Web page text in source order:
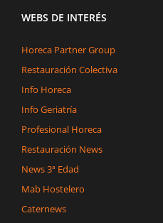
WEBS DE INTERÉS
Horeca Partner Group
Restauración Colectiva
Info Horeca
Info Geriatría
Profesional Horeca
Restauración News
News 3ª Edad
Mab Hostelero
Caternews